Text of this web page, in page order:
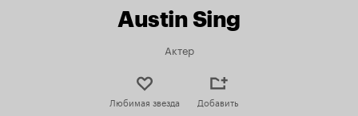
Austin Sing
Актер
Любимая звезда Добавить